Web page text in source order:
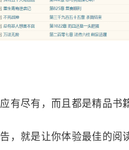
有尽有，而且都是精品书
，就是让你体验最佳的阅